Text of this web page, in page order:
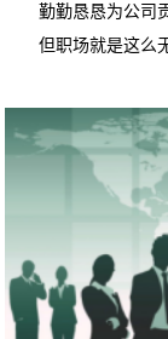
勤勤恳恳为公司
但职场就是这么